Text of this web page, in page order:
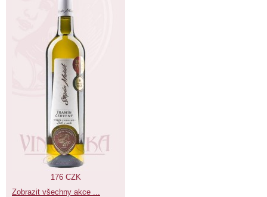
176 CZK
Zobrazit všechny akce ...